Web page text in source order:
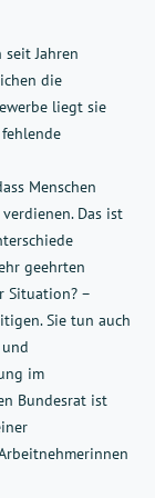
Jahren
die
liegt sie
Menschen
Das ist
geehrten
Situation? –
Sie tun auch
im
Bundesrat ist